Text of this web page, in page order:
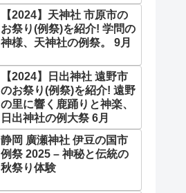
【2024】天神社 市原市の
お祭り(例祭)を紹介! 学問の
神様、天神社の例祭。 9月
【2024】日出神社 遠野市
のお祭り(例祭)を紹介! 遠野
の里に響く鹿踊りと神楽、
日出神社の例大祭 6月
静岡 廣瀬神社 伊豆の国市
例祭 2025 – 神秘と伝統の
秋祭り体験